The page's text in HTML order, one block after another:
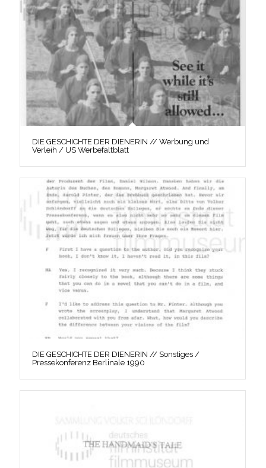
DIE GESCHICHTE DER DIENERIN // Werbung und
Verleih / US Werbefaltblatt
DIE GESCHICHTE DER DIENERIN // Sonstiges /
Pressekonferenz Berlinale 1990